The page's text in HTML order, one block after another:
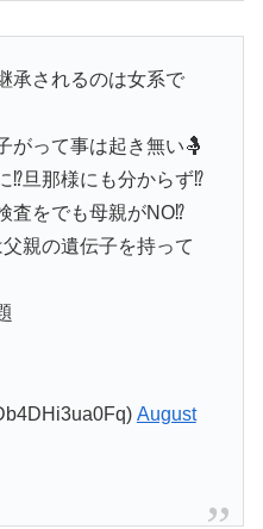
承されるのは女系で
がって事は起き無い🤱
那様にも分からず⁉️
査をでも母親がNO⁉️
親の遺伝子を持って
August